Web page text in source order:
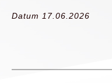
Datum 17.06.2026